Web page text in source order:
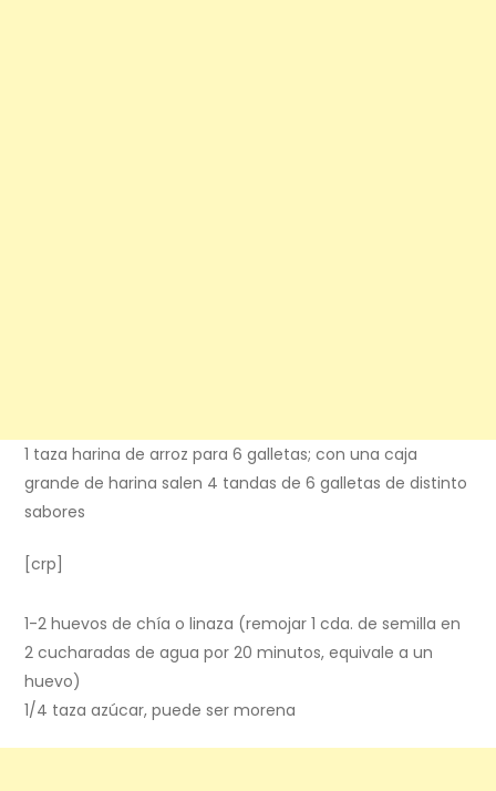
1 taza harina de arroz para 6 galletas; con una caja
grande de harina salen 4 tandas de 6 galletas de distinto
sabores
[crp]
1-2 huevos de chía o linaza (remojar 1 cda. de semilla en
2 cucharadas de agua por 20 minutos, equivale a un
huevo)
1/4 taza azúcar, puede ser morena